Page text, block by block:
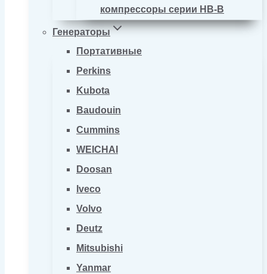
компрессоры серии HB-B
Генераторы
Портативные
Perkins
Kubota
Baudouin
Cummins
WEICHAI
Doosan
Iveco
Volvo
Deutz
Mitsubishi
Yanmar